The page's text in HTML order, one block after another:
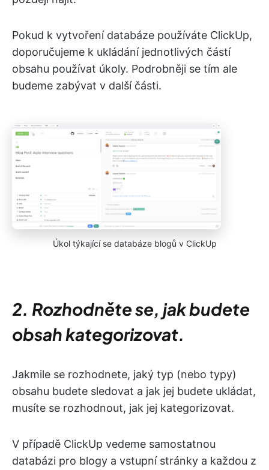
Pokud k vytvoření databáze používáte ClickUp,
doporučujeme k ukládání jednotlivých částí
obsahu používat úkoly. Podrobněji se tím ale
budeme zabývat v další části.
Úkol týkající se databáze blogů v ClickUp
2. Rozhodněte se, jak budete
obsah kategorizovat.
Jakmile se rozhodnete, jaký typ (nebo typy)
obsahu budete sledovat a jak jej budete ukládat,
musíte se rozhodnout, jak jej kategorizovat.
V případě ClickUp vedeme samostatnou
databázi pro blogy a vstupní stránky a každou z